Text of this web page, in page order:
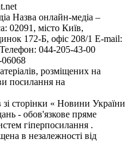
Назва онлайн-медіа –
02091, місто Київ,
172-Б, офіс 208/1 E-mail:
Телефон: 044-205-43-00
06068
розміщених на
посилання на
зі сторінки « Новини України
- обов'язкове пряме
гіперпосилання .
в незалежності від